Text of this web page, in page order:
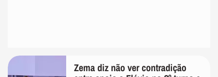
Zema diz não ver contradição